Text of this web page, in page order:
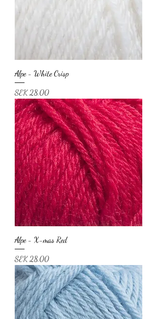
Alpe - White Crisp
Price
SEK 28.00
Alpe - X-mas Red
Price
SEK 28.00